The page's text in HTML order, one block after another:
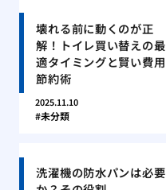
壊れる前に動くのが正
解！トイレ買い替えの最
適タイミングと賢い費用
節約術
2025.11.10
未分類
洗濯機の防水パンは必要